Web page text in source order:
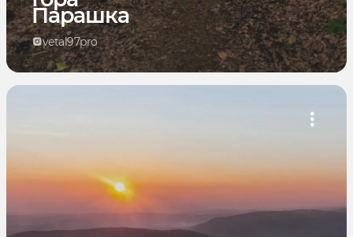
Парашка
vetal97pro